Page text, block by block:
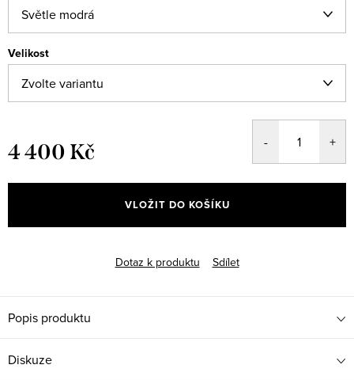
Velikost
4 400 Kč
cena:
VLOŽIT DO KOŠÍKU
Dotaz k produktu Sdílet
Popis produktu
Diskuze